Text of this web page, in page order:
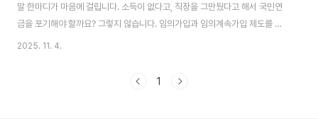
말 한마디가 마음에 걸립니다. 소득이 없다고, 직장을 그만뒀다고 해서 국민연
금을 포기해야 할까요? 그렇지 않습니다. 임의가입과 임의계속가입 제도를 활
용하면 주부도, 학생도, 60대도 국민연금 혜택을 받을 수 있습니다. 지금부터
열쇠 이 글의 순서1. 국민연금 임의가입이란 무엇인가2. 누가 임의가입을 활용
2025. 11. 4.
1